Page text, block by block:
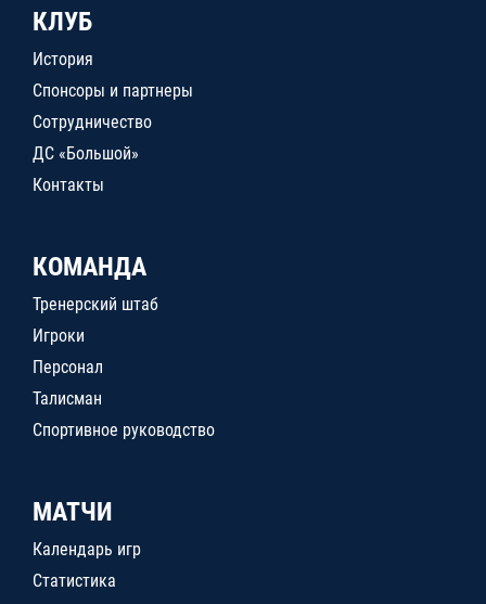
КЛУБ
История
Спонсоры и партнеры
Сотрудничество
ДС «Большой»
Контакты
КОМАНДА
Тренерский штаб
Игроки
Персонал
Талисман
Спортивное руководство
МАТЧИ
Календарь игр
Статистика